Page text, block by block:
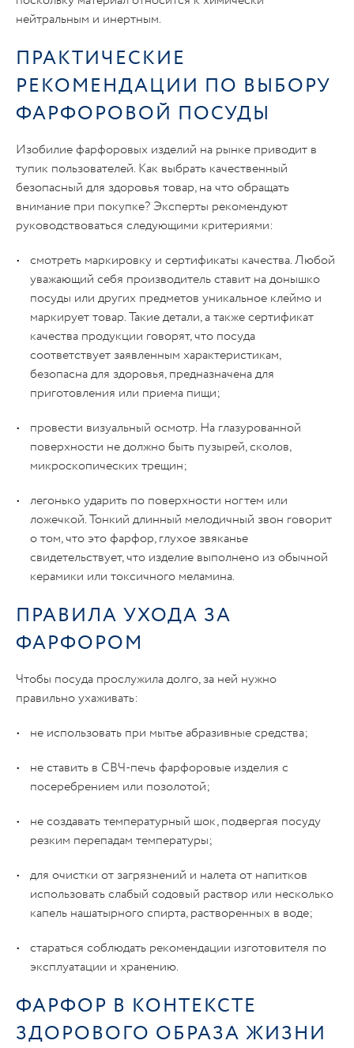
нейтральным и инертным.
ПРАКТИЧЕСКИЕ
РЕКОМЕНДАЦИИ ПО ВЫБОРУ
ФАРФОРОВОЙ ПОСУДЫ
Изобилие фарфоровых изделий на рынке приводит в
тупик пользователей. Как выбрать качественный
безопасный для здоровья товар, на что обращать
внимание при покупке? Эксперты рекомендуют
руководствоваться следующими критериями:
смотреть маркировку и сертификаты качества. Любой
уважающий себя производитель ставит на донышко
посуды или других предметов уникальное клеймо и
маркирует товар. Такие детали, а также сертификат
качества продукции говорят, что посуда
соответствует заявленным характеристикам,
безопасна для здоровья, предназначена для
приготовления или приема пищи;
провести визуальный осмотр. На глазурованной
поверхности не должно быть пузырей, сколов,
микроскопических трещин;
легонько ударить по поверхности ногтем или
ложечкой. Тонкий длинный мелодичный звон говорит
о том, что это фарфор, глухое звяканье
свидетельствует, что изделие выполнено из обычной
керамики или токсичного меламина.
ПРАВИЛА УХОДА ЗА
ФАРФОРОМ
Чтобы посуда прослужила долго, за ней нужно
правильно ухаживать:
не использовать при мытье абразивные средства;
не ставить в СВЧ-печь фарфоровые изделия с
посеребрением или позолотой;
не создавать температурный шок, подвергая посуду
резким перепадам температуры;
для очистки от загрязнений и налета от напитков
использовать слабый содовый раствор или несколько
капель нашатырного спирта, растворенных в воде;
стараться соблюдать рекомендации изготовителя по
эксплуатации и хранению.
ФАРФОР В КОНТЕКСТЕ
ЗДОРОВОГО ОБРАЗА ЖИЗНИ